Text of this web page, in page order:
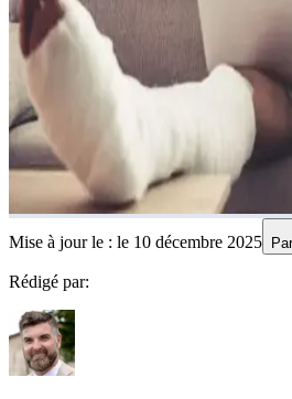
Mise à jour le : le 10 décembre 2025
Rédigé par: